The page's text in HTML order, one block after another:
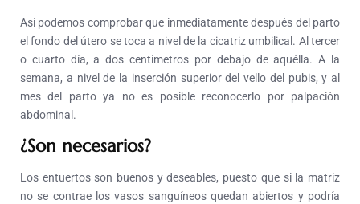
Así podemos comprobar que inmediatamente después del parto
el fondo del útero se toca a nivel de la cicatriz umbilical. Al tercer
o cuarto día, a dos centímetros por debajo de aquélla. A la
semana, a nivel de la inserción superior del vello del pubis, y al
mes del parto ya no es posible reconocerlo por palpación
abdominal.
¿Son necesarios?
Los entuertos son buenos y deseables, puesto que si la matriz
no se contrae los vasos sanguíneos quedan abiertos y podría